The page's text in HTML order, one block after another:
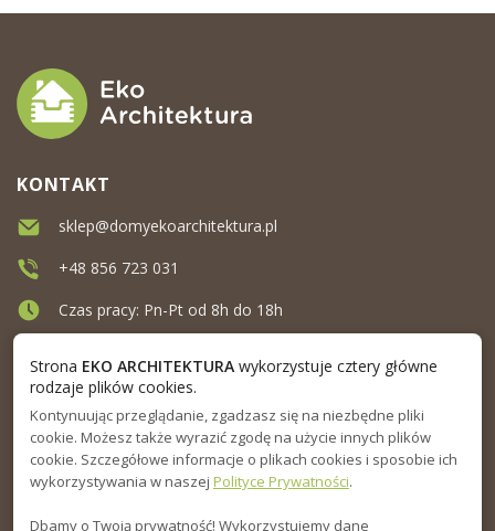
MENU
INFORMACJA
KONTAKT
sklep@domyekoarchitektura.pl
+48 856 723 031
Czas pracy: Pn-Pt od 8h do 18h
Strona EKO ARCHITEKTURAwykorzystuje cztery główne
rodzaje plików cookies.
Kontynuując przeglądanie, zgadzasz się na niezbędne pliki
cookie. Możesz także wyrazić zgodę na użycie innych plików
cookie. Szczegółowe informacje o plikach cookies i sposobie ich
wykorzystywania w naszej Polityce Prywatności.
Dbamy o Twoją prywatność! Wykorzystujemy dane